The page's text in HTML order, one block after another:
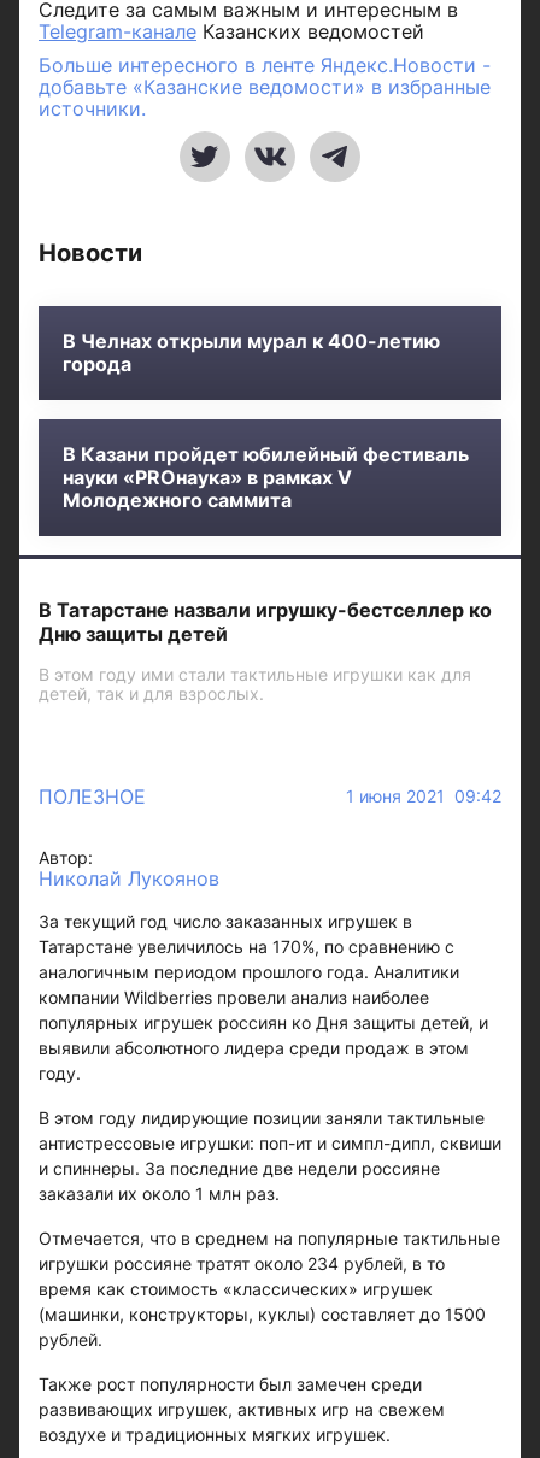
Следите за самым важным и интересным в
Telegram-канале Казанских ведомостей
Больше интересного в ленте Яндекс.Новости -
добавьте «Казанские ведомости» в избранные
источники.
Новости
В Челнах открыли мурал к 400-летию
города
В Казани пройдет юбилейный фестиваль
науки «PROнаука» в рамках V
Молодежного саммита
В Татарстане назвали игрушку-бестселлер ко
Дню защиты детей
В этом году ими стали тактильные игрушки как для
детей, так и для взрослых.
ПОЛЕЗНОЕ 1 июня 2021 09:42
Автор:
Николай Лукоянов
За текущий год число заказанных игрушек в
Татарстане увеличилось на 170%, по сравнению с
аналогичным периодом прошлого года. Аналитики
компании Wildberries провели анализ наиболее
популярных игрушек россиян ко Дня защиты детей, и
выявили абсолютного лидера среди продаж в этом
году.
В этом году лидирующие позиции заняли тактильные
антистрессовые игрушки: поп-ит и симпл-дипл, сквиши
и спиннеры. За последние две недели россияне
заказали их около 1 млн раз.
Отмечается, что в среднем на популярные тактильные
игрушки россияне тратят около 234 рублей, в то
время как стоимость «классических» игрушек
(машинки, конструкторы, куклы) составляет до 1500
рублей.
Также рост популярности был замечен среди
развивающих игрушек, активных игр на свежем
воздухе и традиционных мягких игрушек.